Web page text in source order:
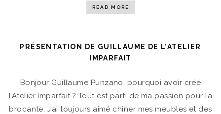
READ MORE
PRÉSENTATION DE GUILLAUME DE L’ATELIER
IMPARFAIT
Bonjour Guillaume Punzano, pourquoi avoir créé
l’Atelier Imparfait ? Tout est parti de ma passion pour la
brocante. J’ai toujours aimé chiner mes meubles et des